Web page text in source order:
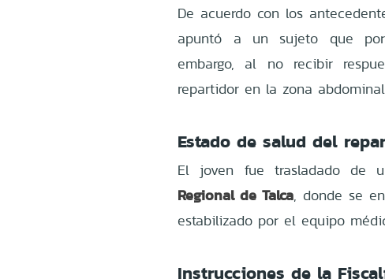
De acuerdo con los
apuntó a un sujeto que
embargo, al no recibir
repartidor en la zona
Estado de salud del
El joven fue trasladado de
Regional de Talca, donde se
estabilizado por el equipo
Instrucciones de la